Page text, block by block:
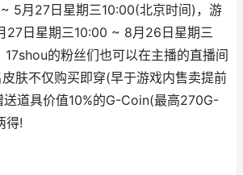
5月27日星期三10:00(北京时间)，游
27日星期三10:00 ~ 8月26日星期三
的粉丝们也可以在主播的直播间
肤不仅购买即穿(早于游戏内售卖提前
送道具价值10%的G-Coin(最高270G-
得!